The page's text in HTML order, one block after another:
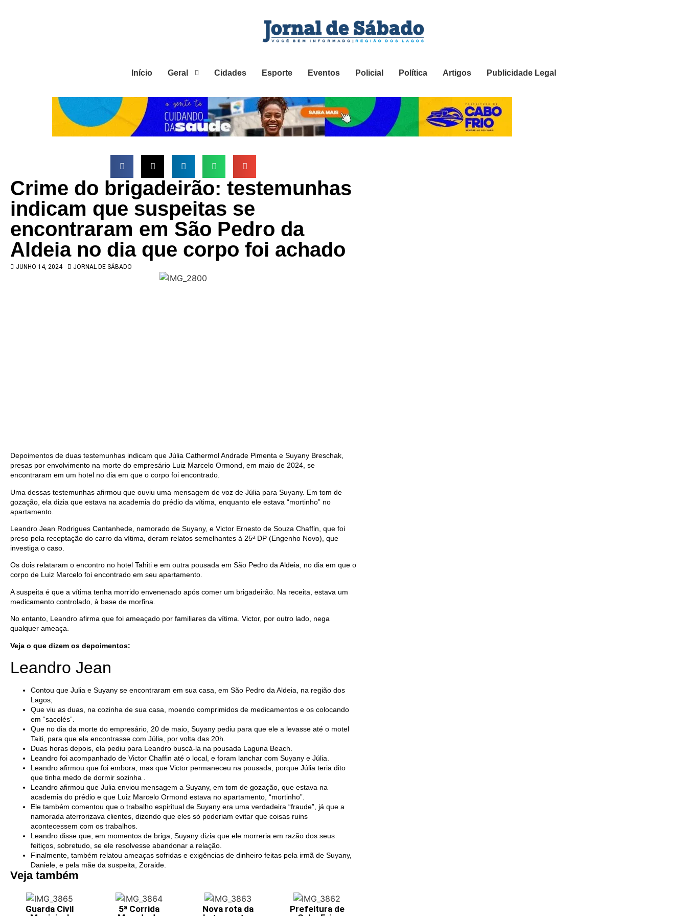
Início Geral Cidades Esporte Eventos Policial Política Artigos Publicidade Legal
Crime do brigadeirão: testemunhas
indicam que suspeitas se
encontraram em São Pedro da
Aldeia no dia que corpo foi achado
JUNHO 14, 2024 JORNAL DE SÁBADO
Depoimentos de duas testemunhas indicam que Júlia Cathermol Andrade Pimenta e Suyany Breschak,
presas por envolvimento na morte do empresário Luiz Marcelo Ormond, em maio de 2024, se
encontraram em um hotel no dia em que o corpo foi encontrado.
Uma dessas testemunhas afirmou que ouviu uma mensagem de voz de Júlia para Suyany. Em tom de
gozação, ela dizia que estava na academia do prédio da vítima, enquanto ele estava “mortinho” no
apartamento.
Leandro Jean Rodrigues Cantanhede, namorado de Suyany, e Victor Ernesto de Souza Chaffin, que foi
preso pela receptação do carro da vítima, deram relatos semelhantes à 25ª DP (Engenho Novo), que
investiga o caso.
Os dois relataram o encontro no hotel Tahiti e em outra pousada em São Pedro da Aldeia, no dia em que o
corpo de Luiz Marcelo foi encontrado em seu apartamento.
A suspeita é que a vítima tenha morrido envenenado após comer um brigadeirão. Na receita, estava um
medicamento controlado, à base de morfina.
No entanto, Leandro afirma que foi ameaçado por familiares da vítima. Victor, por outro lado, nega
qualquer ameaça.
Veja o que dizem os depoimentos:
Leandro Jean
Contou que Julia e Suyany se encontraram em sua casa, em São Pedro da Aldeia, na região dos
Lagos;
Que viu as duas, na cozinha de sua casa, moendo comprimidos de medicamentos e os colocando
em “sacolés”.
Que no dia da morte do empresário, 20 de maio, Suyany pediu para que ele a levasse até o motel
Taiti, para que ela encontrasse com Júlia, por volta das 20h.
Duas horas depois, ela pediu para Leandro buscá-la na pousada Laguna Beach.
Leandro foi acompanhado de Victor Chaffin até o local, e foram lanchar com Suyany e Júlia.
Leandro afirmou que foi embora, mas que Victor permaneceu na pousada, porque Júlia teria dito
que tinha medo de dormir sozinha .
Leandro afirmou que Julia enviou mensagem a Suyany, em tom de gozação, que estava na
academia do prédio e que Luiz Marcelo Ormond estava no apartamento, “mortinho”.
Ele também comentou que o trabalho espiritual de Suyany era uma verdadeira “fraude”, já que a
namorada aterrorizava clientes, dizendo que eles só poderiam evitar que coisas ruins
acontecessem com os trabalhos.
Leandro disse que, em momentos de briga, Suyany dizia que ele morreria em razão dos seus
feitiços, sobretudo, se ele resolvesse abandonar a relação.
Finalmente, também relatou ameaças sofridas e exigências de dinheiro feitas pela irmã de Suyany,
Daniele, e pela mãe da suspeita, Zoraide.
Veja também
Guarda Civil
5ª Corrida
Nova rota da
Prefeitura de